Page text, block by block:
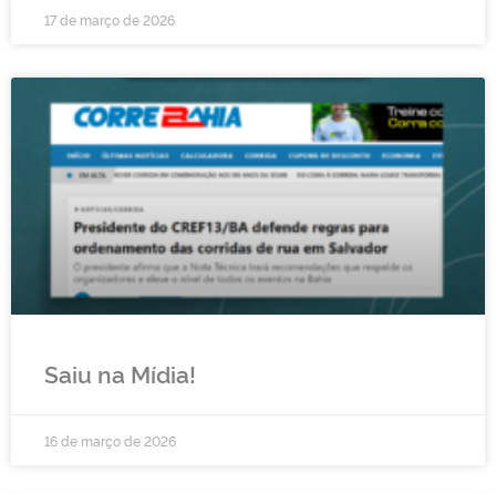
17 de março de 2026
Saiu na Mídia!
16 de março de 2026